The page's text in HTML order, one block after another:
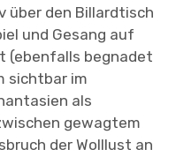
über den Billardtisch
und Gesang auf
(ebenfalls begnadet
sichtbar im
als
gewagtem
der Wolllust an